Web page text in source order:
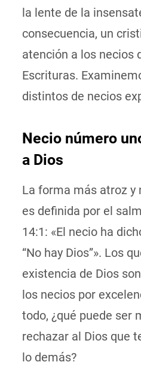
la lente de la
consecuencia, un
atención a los necios
Escrituras.
distintos de necios
Necio número
a Dios
La forma más atroz y
es definida por el
14:1: «El necio ha
“No hay Dios”». Los
existencia de Dios
los necios por
todo, ¿qué puede ser
rechazar al Dios que
lo demás?